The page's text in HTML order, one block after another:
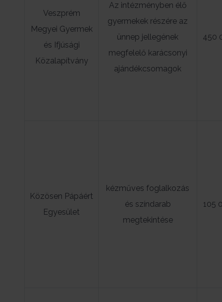
Veszprém
Megyei Gyermek
és Ifjúsági
Közalapítvány
Az intézményben élő
gyermekek részére az
ünnep jellegének
megfelelő karácsonyi
ajándékcsomagok
450
Közösen Pápáért
Egyesület
kézműves foglalkozás
és színdarab
megtekintése
105